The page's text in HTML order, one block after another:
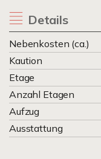
Details
Nebenkosten (ca.)
Kaution
Etage
Anzahl Etagen
Aufzug
Ausstattung